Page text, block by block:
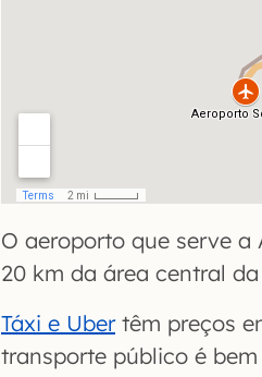
O aeroporto que serve a
20 km da área central
Táxi e Ubertêm preços
transporte público é